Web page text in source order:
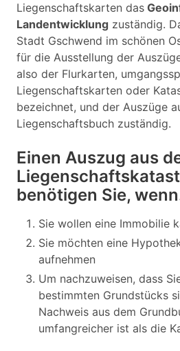
Liegenschaftskarten das
Landentwicklung zuständig.
Stadt Gschwend im schönen
für die Ausstellung der
also der Flurkarten,
Liegenschaftskarten oder
bezeichnet, und der Auszüge
Liegenschaftsbuch zuständig.
Einen Auszug aus
benötigen Sie,
Sie wollen eine Immobilie
Sie möchten eine
aufnehmen
Um nachzuweisen, dass
bestimmten Grundstücks
Nachweis aus dem
umfangreicher ist als die